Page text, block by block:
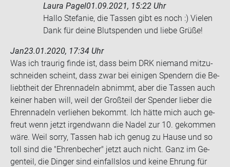
Laura Pagel01.09.2021, 15:22 Uhr
Hallo Stefanie, die Tassen gibt es noch :) Vielen
Dank für deine Blutspenden und liebe Grüße!
Jan23.01.2020, 17:34 Uhr
Was ich trau­rig finde ist, dass beim DRK nie­mand mit­zu­
schnei­den scheint, dass zwar bei ei­ni­gen Spen­dern die Be­
liebt­heit der Eh­ren­na­deln ab­nimmt, aber die Tas­sen auch
kei­ner haben will, weil der Groß­teil der Spen­der lie­ber die
Eh­ren­na­deln ver­lie­hen be­kommt. Ich hätte mich auch ge­
freut wenn jetzt ir­gend­wann die Nadel zur 10. ge­kom­men
wäre. Weil sorry, Tas­sen hab ich genug zu Hause und so
toll sind die "Eh­ren­be­cher" jetzt auch nicht. Ganz im Ge­
gen­teil, die Din­ger sind ein­falls­los und keine Eh­rung für